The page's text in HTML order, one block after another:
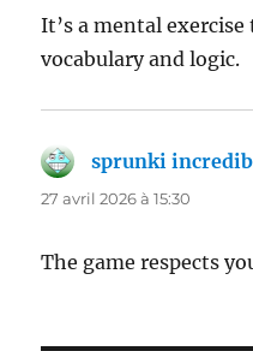
It’s a mental
vocabulary and logic.
sprunki
27 avril 2026 à 15:30
The game respects